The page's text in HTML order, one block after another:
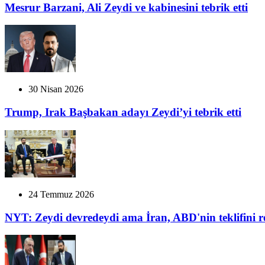
Mesrur Barzani, Ali Zeydi ve kabinesini tebrik etti
30 Nisan 2026
Trump, Irak Başbakan adayı Zeydi’yi tebrik etti
24 Temmuz 2026
NYT: Zeydi devredeydi ama İran, ABD'nin teklifini